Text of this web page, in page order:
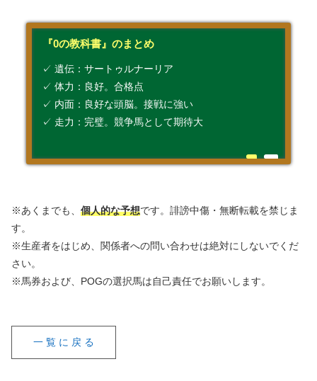
『0の教科書』のまとめ
✓ 遺伝：サートゥルナーリア
✓ 体力：良好。合格点
✓ 内面：良好な頭脳。接戦に強い
✓ 走力：完璧。競争馬として期待大
※あくまでも、 個人的な予想です。誹謗中傷・無断転載を禁じま
す。
※生産者をはじめ、関係者への問い合わせは絶対にしないでくだ
さい。
※馬券および、POGの選択馬は自己責任でお願いします。
一 覧 に 戻 る